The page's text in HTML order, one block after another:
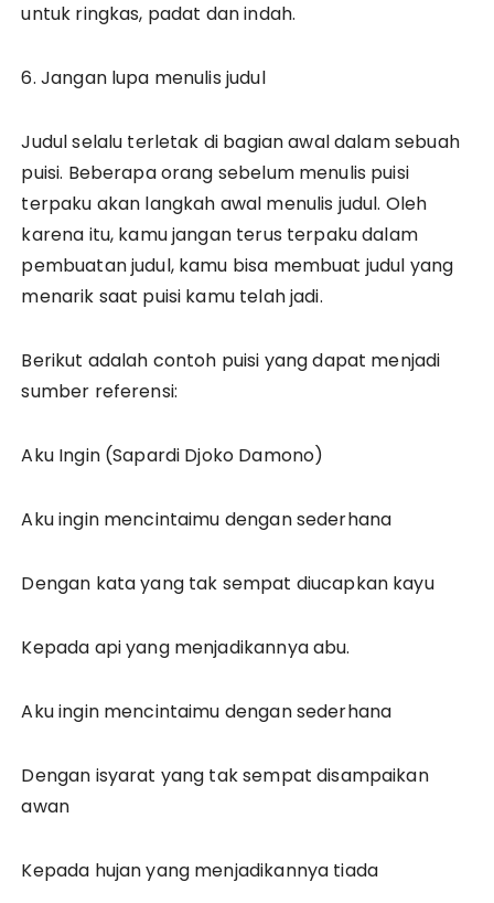
untuk ringkas, padat dan indah.
6. Jangan lupa menulis judul
Judul selalu terletak di bagian awal dalam sebuah
puisi. Beberapa orang sebelum menulis puisi
terpaku akan langkah awal menulis judul. Oleh
karena itu, kamu jangan terus terpaku dalam
pembuatan judul, kamu bisa membuat judul yang
menarik saat puisi kamu telah jadi.
Berikut adalah contoh puisi yang dapat menjadi
sumber referensi:
Aku Ingin (Sapardi Djoko Damono)
Aku ingin mencintaimu dengan sederhana
Dengan kata yang tak sempat diucapkan kayu
Kepada api yang menjadikannya abu.
Aku ingin mencintaimu dengan sederhana
Dengan isyarat yang tak sempat disampaikan
awan
Kepada hujan yang menjadikannya tiada